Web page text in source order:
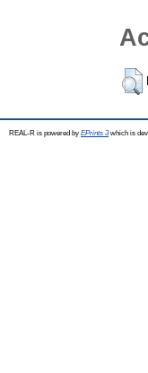
REAL-R is powered by EPrints 3which is